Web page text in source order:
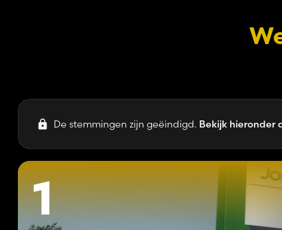
De stemmingen zijn geëindigd. Bekijk hieronder
1